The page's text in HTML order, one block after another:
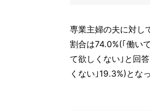
専業主婦の夫に対し
割合は74.0%(｢働い
て欲しくない｣と回
くない｣19.3%)となっ